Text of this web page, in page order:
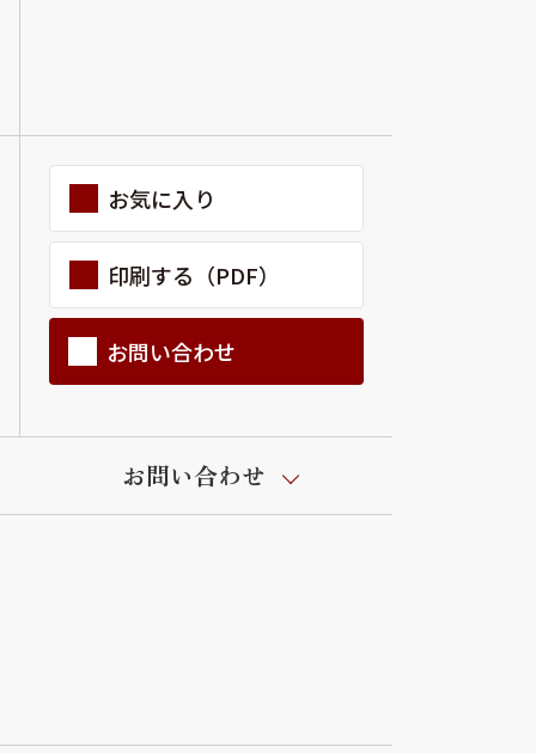
お気に入り
印刷する（PDF）
お問い合わせ
お問い合わせ